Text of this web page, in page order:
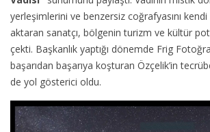
yerleşimlerini ve benzersiz coğrafyasını kendi
aktaran sanatçı, bölgenin turizm ve kültür
çekti. Başkanlık yaptığı dönemde Frig
başarıdan başarıya koşturan Özçelik’in
de yol gösterici oldu.